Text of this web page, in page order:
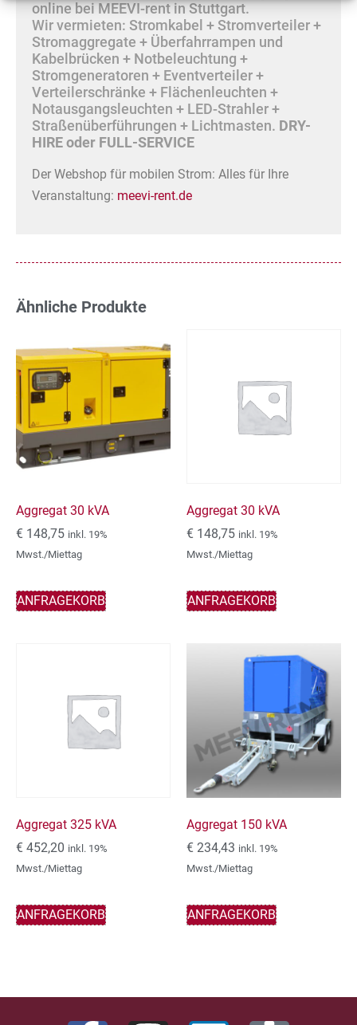
online bei MEEVI-rent in Stuttgart.
Wir vermieten: Stromkabel + Stromverteiler +
Stromaggregate + Überfahrrampen und
Kabelbrücken + Notbeleuchtung +
Stromgeneratoren + Eventverteiler +
Verteilerschränke + Flächenleuchten +
Notausgangsleuchten + LED-Strahler +
Straßenüberführungen + Lichtmasten. DRY-
HIRE oder FULL-SERVICE
Der Webshop für mobilen Strom: Alles für Ihre
Veranstaltung: meevi-rent.de
Ähnliche Produkte
Aggregat 30 kVA
€ 148,75 inkl. 19%
Mwst./Miettag
ANFRAGEKORB
Aggregat 30 kVA
€ 148,75 inkl. 19%
Mwst./Miettag
ANFRAGEKORB
Aggregat 325 kVA
€ 452,20 inkl. 19%
Mwst./Miettag
ANFRAGEKORB
Aggregat 150 kVA
€ 234,43 inkl. 19%
Mwst./Miettag
ANFRAGEKORB